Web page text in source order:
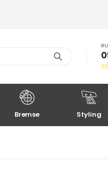
Bremse Styling